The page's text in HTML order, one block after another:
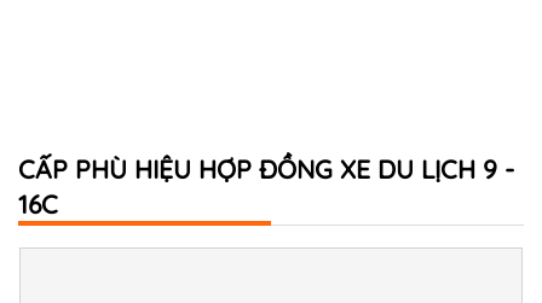
CẤP PHÙ HIỆU HỢP ĐỒNG XE DU LỊCH 9 -
16C